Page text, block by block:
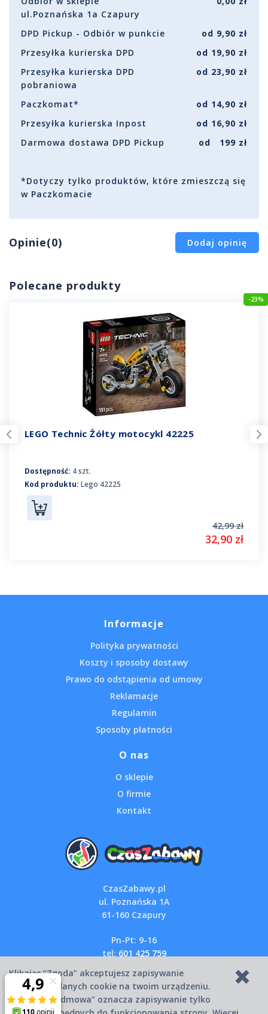
ul.Poznańska 1a Czapury
DPD Pickup - Odbiór w punkcie
od 9,90 zł
Przesyłka kurierska DPD
od 19,90 zł
Przesyłka kurierska DPD
pobraniowa
od 23,90 zł
Paczkomat*
od 14,90 zł
Przesyłka kurierska Inpost
od 16,90 zł
Darmowa dostawa DPD Pickup
od 199 zł
*Dotyczy tylko produktów, które zmieszczą się
w Paczkomacie
Opinie(0) Dodaj opinię
Polecane produkty
-23%
LEGO Technic Żółty motocykl 42225
Dostępność: 4 szt.
Kod produktu: Lego 42225
42,99 zł
32,90 zł
Informacje
Polityka prywatności
Koszty i sposoby dostawy
Prawo do odstąpienia od umowy
Reklamacje
Regulamin
Sposoby płatności
O nas
O sklepie
O firmie
Kontakt
CzasZabawy.pl
ul. Poznańska 1A
61-160 Czapury
Pn-Pt: 9-16
tel: 601 425 759
Copyright © 2007-2026 CzasZabawy.pl
Klikając “Zgoda” akceptujesz zapisywanie
wszystkich danych cookie na twoim urządzeniu.
Kliknięcie “Odmowa” oznacza zapisywanie tylko